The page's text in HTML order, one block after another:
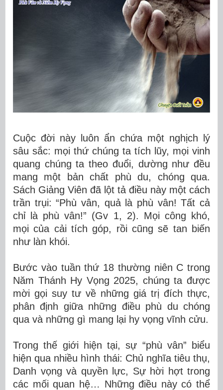
Cuộc đời này luôn ẩn chứa một nghịch lý
sâu sắc: mọi thứ chúng ta tích lũy, mọi vinh
quang chúng tatheo đuổi, dường như đều
mang một bản chất phù du, chóng qua.
Sách Giảng Viên đã lột tả điều này một cách
trần trụi: “Phù vân, quả là phù vân! Tất cả
chỉ là phù vân!” (Gv 1, 2). Mọi công khó,
mọi của cải tích góp, rồi cũng sẽ tan biến
như làn khói.
Bước vàotuần thứ 18 thường niên C trong
Năm Thánh Hy Vọng 2025, chúng tađược
mời gọi suy tư về những giá trị đích thực,
phân định giữa những điều phù du chóng
qua và những gì mang lại hy vọng vĩnh cửu.
Trong thế giới hiện tại, sự “phù vân” biểu
hiện qua nhiều hình thái: Chủ nghĩa tiêu thụ,
Danh vọng và quyền lực, Sự hời hợt trong
các mối quan hệ… Những điều này có thể